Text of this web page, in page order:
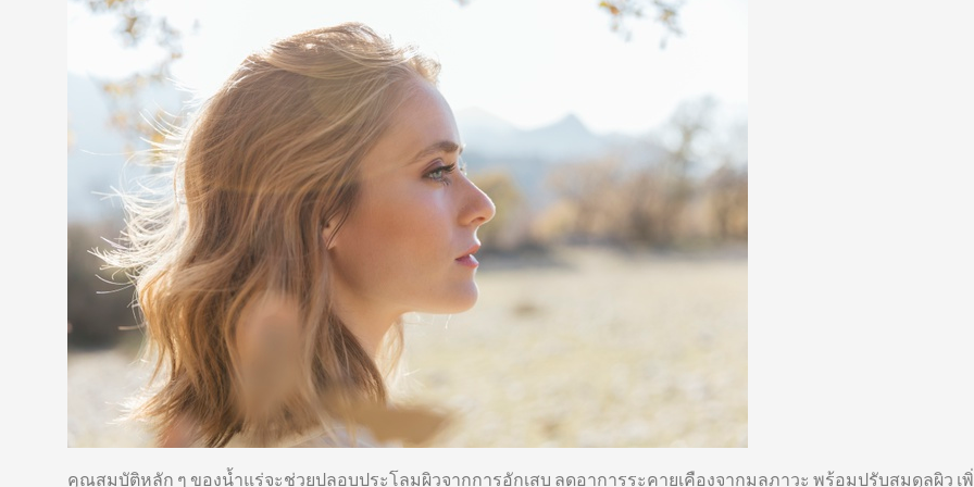
คุณสมบัติหลัก ๆ ของน้ำแร่จะช่วยปลอบประโลมผิวจากการอักเสบ ลดอาการระคายเคืองจากมลภาวะ พร้อมปรับสมดุลผิว เ